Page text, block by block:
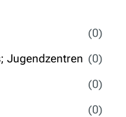
(0)
Jugendzentren (0)
(0)
(0)